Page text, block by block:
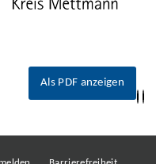
Als PDF anzeigen